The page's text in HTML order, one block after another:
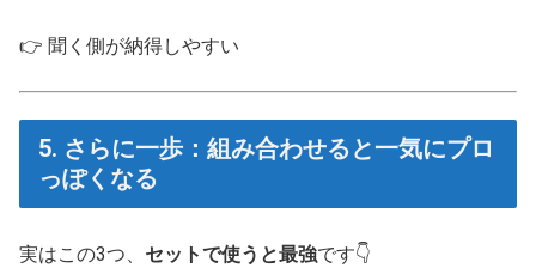
👉 聞く側が納得しやすい
5. さらに一歩：組み合わせると一気にプロ
っぽくなる
実はこの3つ、 セットで使うと最強です👇